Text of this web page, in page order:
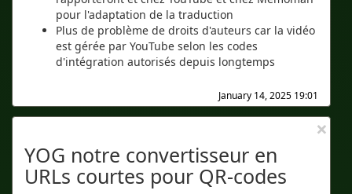
pour l'adaptation de la traduction
Plus de problème de droits d'auteurs car la vidéo
est gérée par YouTube selon les codes
d'intégration autorisés depuis longtemps
January 14, 2025 19:01
×
YOG notre convertisseur en
URLs courtes pour QR-codes